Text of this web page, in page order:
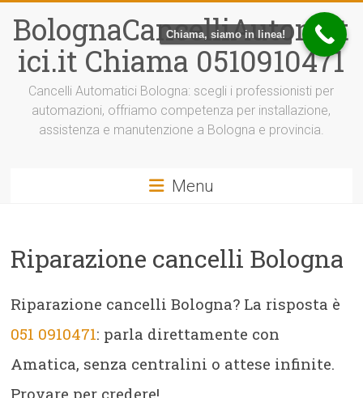
contenuto
BolognaCancelliAutomat
ici.it Chiama 0510910471
Cancelli Automatici Bologna: scegli i professionisti per
automazioni, offriamo competenza per installazione,
assistenza e manutenzione a Bologna e provincia.
Menu
Riparazione cancelli Bologna
Riparazione cancelli Bologna? La risposta è
051 0910471: parla direttamente con
Amatica, senza centralini o attese infinite.
Provare per credere!
Chiama, siamo in linea!